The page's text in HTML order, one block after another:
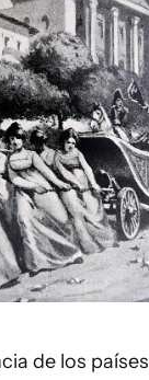
de los países